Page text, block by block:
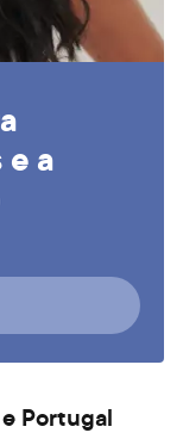
a
Portugal